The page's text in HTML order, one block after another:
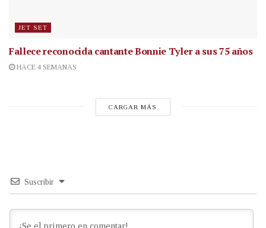
JET SET
Fallece reconocida cantanteBonnie Tyler a sus 75 años
HACE 4 SEMANAS
CARGAR MÁS
Suscribir